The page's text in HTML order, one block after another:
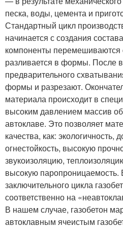
песка, воды, цемента и
Стандартный цикл
начинается с создания
компоненты перемешиваются
разливается в формы. После
предварительного
формы и разрезают.
материала происходит в
высоким давлением массив
автоклаве. Это позволяет
качества, как: экологичность,
огнестойкость, высокую
звукоизоляцию,
высокую паропроницаемость.
заключительного цикла
соответственно на
В нашем случае, газобетон
автоклавным ячеистым